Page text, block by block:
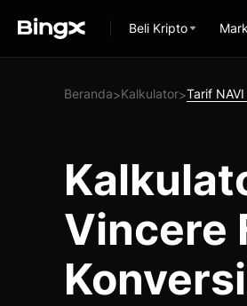
Beli Kripto
Beranda>Kalkulator>Tarif NAVI
Vincere